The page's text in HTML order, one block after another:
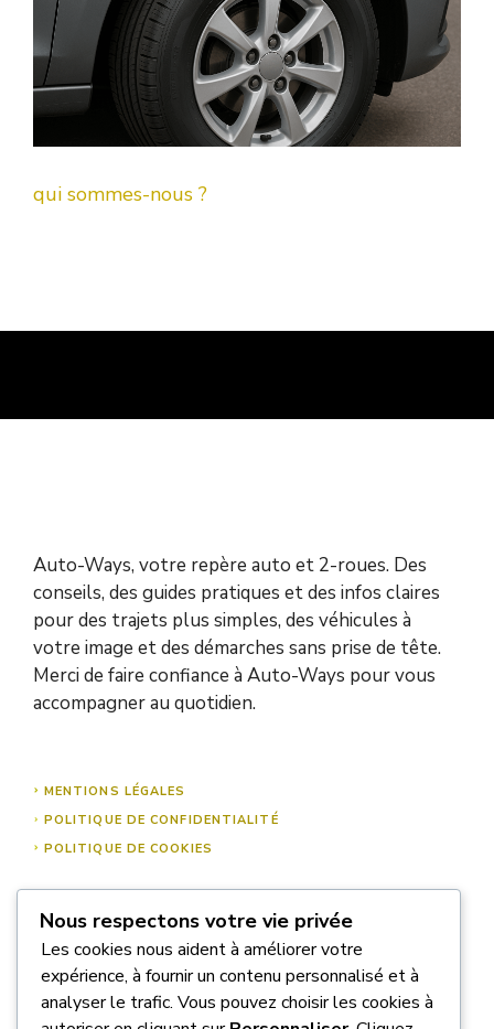
qui sommes-nous ?
Auto-Ways, votre repère auto et 2-roues. Des
conseils, des guides pratiques et des infos claires
pour des trajets plus simples, des véhicules à
votre image et des démarches sans prise de tête.
Merci de faire confiance à Auto-Ways pour vous
accompagner au quotidien.
MENTIONS LÉGALES
POLITIQUE DE CONFIDENTIALITÉ
POLITIQUE DE COOKIES
À PROPOS DE NOUS
NOUS CONTACTER
Nous respectons votre vie privée
Les cookies nous aident à améliorer votre
expérience, à fournir un contenu personnalisé et à
analyser le trafic. Vous pouvez choisir les cookies à